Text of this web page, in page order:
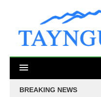
BREAKING NEWS